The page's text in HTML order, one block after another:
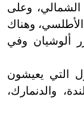
الشمالي، وعلى
وهناك
ألوشيان وفي
التي يعيشون
والدنمارك،